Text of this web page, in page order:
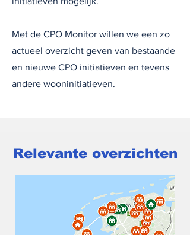
Met de CPO Monitor willen we een zo
actueel overzicht geven van bestaande
en nieuwe CPO initiatieven en tevens
andere wooninitiatieven.
Relevante overzichten